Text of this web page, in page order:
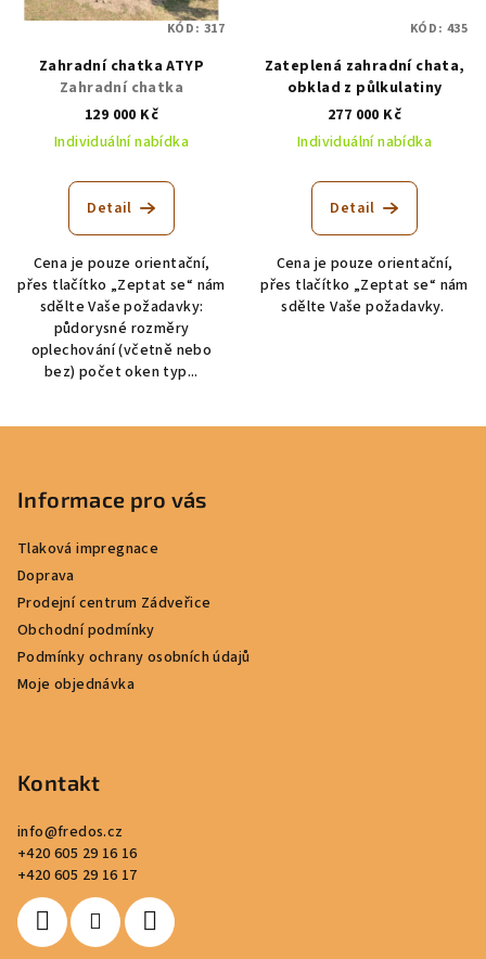
Zahradní chatka ATYP
Zahradní chatka
129 000 Kč
Individuální nabídka
Detail
Cena je pouze orientační,
přes tlačítko „Zeptat se“ nám
sdělte Vaše požadavky:
půdorysné rozměry
oplechování (včetně nebo
bez) počet oken typ...
KÓD: 317
Zateplená zahradní chata,
obklad z půlkulatiny
277 000 Kč
Individuální nabídka
Detail
Cena je pouze orientační,
přes tlačítko „Zeptat se“ nám
sdělte Vaše požadavky.
KÓD: 435
Informace pro vás
Tlaková impregnace
Doprava
Prodejní centrum Zádveřice
Obchodní podmínky
Podmínky ochrany osobních údajů
Moje objednávka
Kontakt
info@fredos.cz
+420 605 29 16 16
+420 605 29 16 17